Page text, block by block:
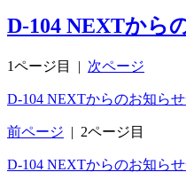
D-104 NEXTから
1ページ目 | 次ページ
D-104 NEXTからのお知ら
前ページ | 2ページ目
D-104 NEXTからのお知ら